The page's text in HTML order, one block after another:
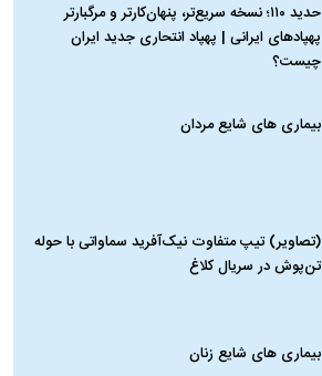
حدید ۱۱۰؛ نسخه سریع‌تر، پنهان‌کارتر و مرگبارتر
پهپادهای ایرانی | پهپاد انتحاری جدید ایران
چیست؟
بیماری‌ های شایع مردان
(تصاویر) تیپ متفاوت نیک‌آفرید سماواتی با حوله
تن‌پوش در سریال کلاغ
بیماری‌ های شایع زنان